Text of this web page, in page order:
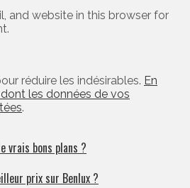
and website in this browser for
réduire les indésirables. En
les données de vos
.
vrais bons plans ?
prix sur Benlux ?